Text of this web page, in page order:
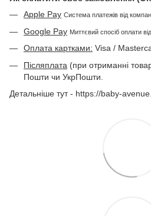
Apple Pay Система платежів від
Google Pay Миттєвий спосіб оплати
Оплата картками: Visa /
Післяплата (при отриманні
Пошти чи УкрПошти.
Детальніше тут - https://baby-